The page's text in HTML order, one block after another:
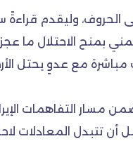
وليقدم قراءةً
بمنح الاحتلال ما
مع عدوٍ يحتل
مسار التفاهمات
تتبدل المعادلات